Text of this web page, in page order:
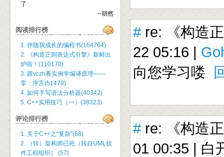
# re: 《构造
22 05:16 |
向您学习喽
# re: 《构造
01 00:35 | 白
了
--胡然
阅读排行榜
1. 伴随我成长的编程书(164764)
2. 《构造正则表达式引擎》新鲜出
炉啦！(110170)
3. 跟vczh看实例学编译原理——
零：序言(51479)
4. 如何手写语法分析器(40342)
5. C++实用技巧（一）(38323)
评论排行榜
1. 关于C++之“复杂”(68)
2. （转）架构师已死（转自UML软
件工程组织） (57)